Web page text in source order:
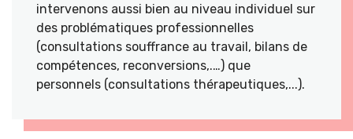
intervenons aussi bien au niveau individuel sur
des problématiques professionnelles
(consultations souffrance au travail, bilans de
compétences, reconversions,.…) que
personnels (consultations thérapeutiques,...).